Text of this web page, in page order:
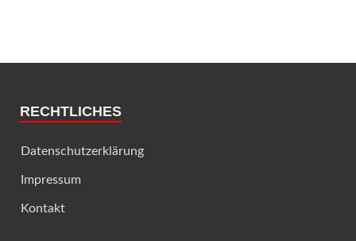
RECHTLICHES
Datenschutzerklärung
Impressum
Kontakt